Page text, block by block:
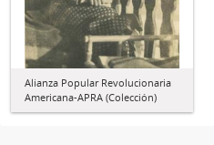
Alianza Popular Revolucionaria
Americana-APRA (Colección)